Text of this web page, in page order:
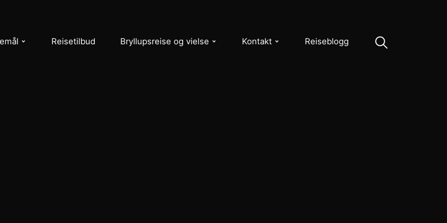
Reisetilbud Bryllupsreise og vielse Kontakt Reiseblogg